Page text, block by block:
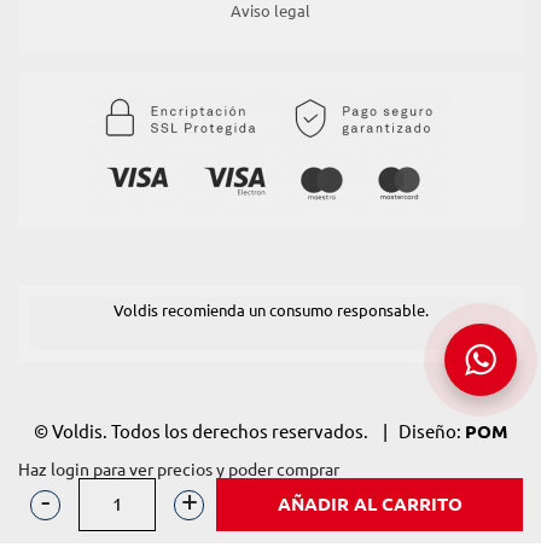
Haz login para ver precios y poder comprar
OXEFRUIT
AÑADIR AL CARRITO
Aviso legal
Voldis recomienda un consumo responsable.
© Voldis. Todos los derechos reservados. | Diseño: POM
Standard. Powered byPomatio